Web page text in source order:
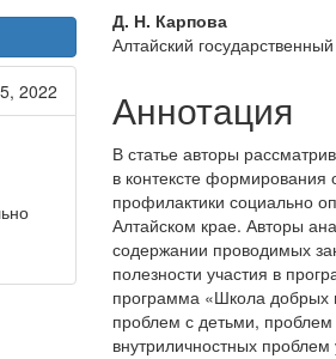
2022
Основное
содержание
статьи
Д. Н. Карпова
Алтайский
Аннотация
В статье авторы
в контексте формирования
профилактики социально
Алтайском крае. Авторы
содержании проводимых
полезности участия в
программа «Школа добрых
проблем с детьми,
внутриличностных проблем